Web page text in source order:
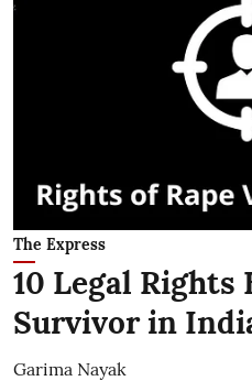
The Express
10 Legal Rights
Survivor in
Garima Nayak